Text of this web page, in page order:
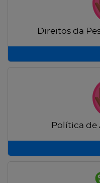
Direitos da
Política de